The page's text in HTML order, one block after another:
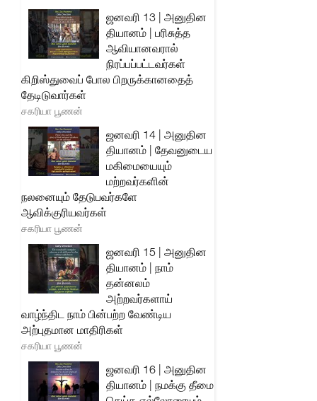
ஜனவரி 13 | அனுதின
தியானம் | பரிசுத்த
ஆவியானவரால்
நிரப்பப்பட்டவர்கள்
கிறிஸ்துவைப் போல பிறருக்கானதைத்
தேடிடுவார்கள்
சகரியா பூணன்
ஜனவரி 14 | அனுதின
தியானம் | தேவனுடைய
மகிமையையும்
மற்றவர்களின்
நலனையும் தேடுபவர்களே
ஆவிக்குரியவர்கள்
சகரியா பூணன்
ஜனவரி 15 | அனுதின
தியானம் | நாம்
தன்னலம்
அற்றவர்களாய்
வாழ்ந்திட நாம் பின்பற்ற வேண்டிய
அற்புதமான மாதிரிகள்
சகரியா பூணன்
ஜனவரி 16 | அனுதின
தியானம் | நமக்கு தீமை